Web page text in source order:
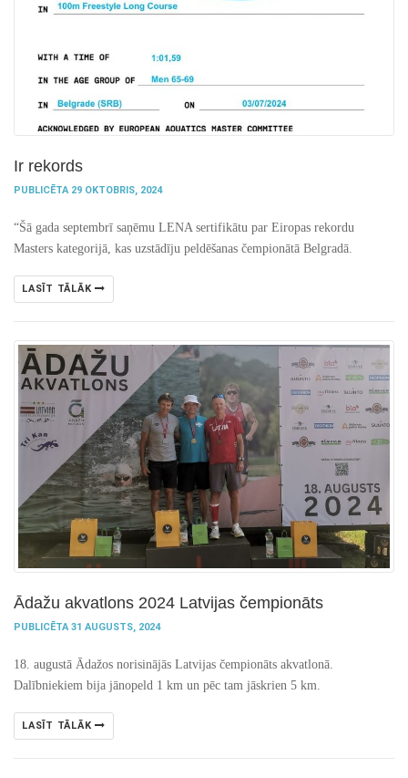
Ir rekords
PUBLICĒTA 29 OKTOBRIS, 2024
“Šā gada septembrī saņēmu LENA sertifikātu par Eiropas rekordu
Masters kategorijā, kas uzstādīju peldēšanas čempionātā Belgradā.
LASĪT TĀLĀK
Ādažu akvatlons 2024 Latvijas čempionāts
PUBLICĒTA 31 AUGUSTS, 2024
18. augustā Ādažos norisinājās Latvijas čempionāts akvatlonā.
Dalībniekiem bija jānopeld 1 km un pēc tam jāskrien 5 km.
LASĪT TĀLĀK